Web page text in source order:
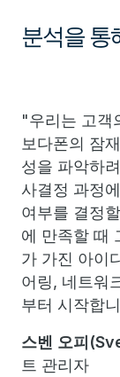
분석을 통
"우리는 고객
보다폰의 잠
성을 파악하
사결정 과정
여부를 결정
에 만족할 때
가 가진 아이
어링, 네트워
부터 시작합
스벤 오피
트 관리자